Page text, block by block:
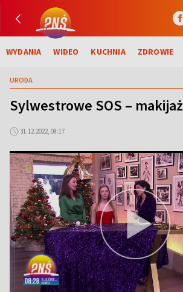
WYDANIA WIDEO KUCHNIA ZDROWIE
URODA
Sylwestrowe SOS – makijaż
31.12.2022, 08:17